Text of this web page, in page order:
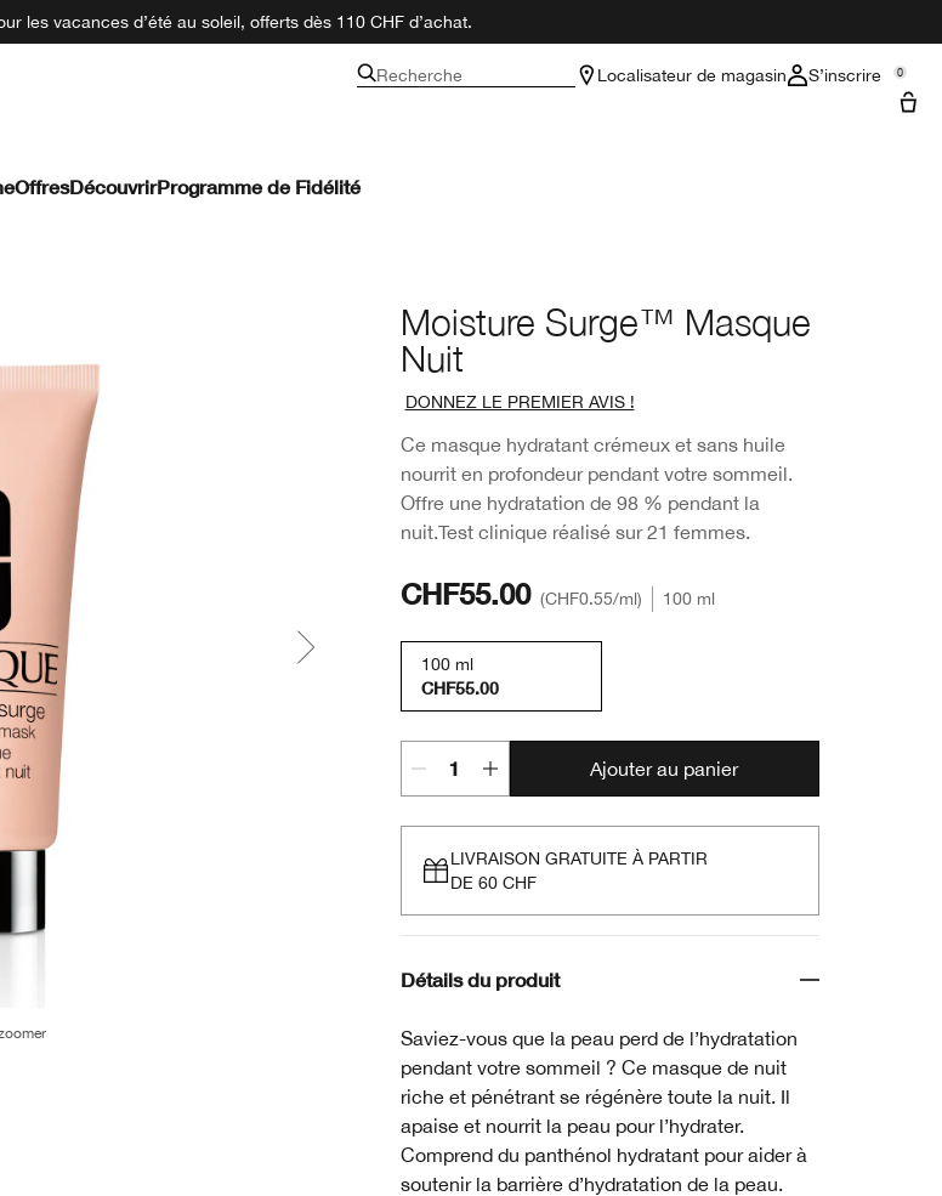
les vacances d’été au soleil, offerts dès 110 CHF d’achat.
Recherche Localisateur de magasin S’inscrire 0
OffresDécouvrirProgramme de Fidélité
Moisture Surge™ Masque
Nuit
DONNEZ LE PREMIER AVIS !
Ce masque hydratant crémeux et sans huile
nourrit en profondeur pendant votre sommeil.
Offre une hydratation de 98 % pendant la
nuit.Test clinique réalisé sur 21 femmes.
CHF55.00 CHF0.55/ml 100 ml
100 ml
CHF55.00
Ajouter au panier
LIVRAISON GRATUITE À PARTIR
DE 60 CHF
Détails du produit
Saviez-vous que la peau perd de l’hydratation
pendant votre sommeil ? Ce masque de nuit
riche et pénétrant se régénère toute la nuit. Il
apaise et nourrit la peau pour l’hydrater.
Comprend du panthénol hydratant pour aider à
soutenir la barrière d’hydratation de la peau.